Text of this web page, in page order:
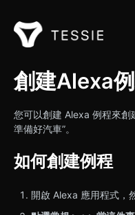
創建Alexa
您可以創建 Alexa 例程來創
準備好汽車”。
如何創建例程
開啟 Alexa 應用程式，